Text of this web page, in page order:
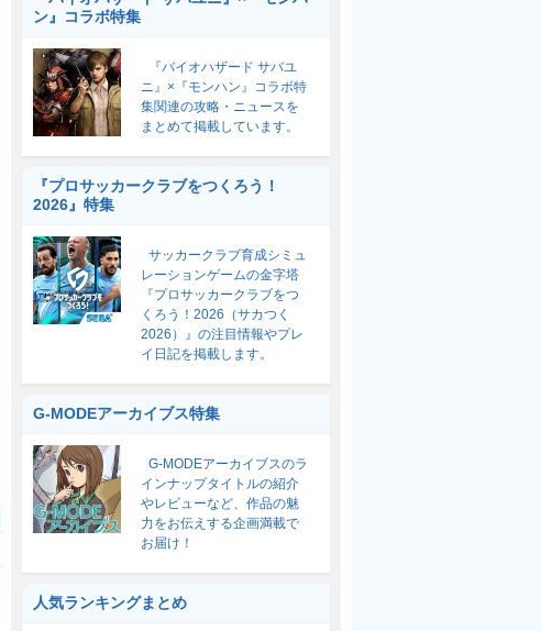
ン』コラボ特集
『バイオハザード サバユ
ニ』×『モンハン』コラボ特
集関連の攻略・ニュースを
まとめて掲載しています。
『プロサッカークラブをつくろう！
2026』特集
サッカークラブ育成シミュ
レーションゲームの金字塔
『プロサッカークラブをつ
くろう！2026（サカつく
2026）』の注目情報やプレ
イ日記を掲載します。
G-MODEアーカイブス特集
G-MODEアーカイブスのラ
インナップタイトルの紹介
やレビューなど、作品の魅
力をお伝えする企画満載で
お届け！
人気ランキングまとめ